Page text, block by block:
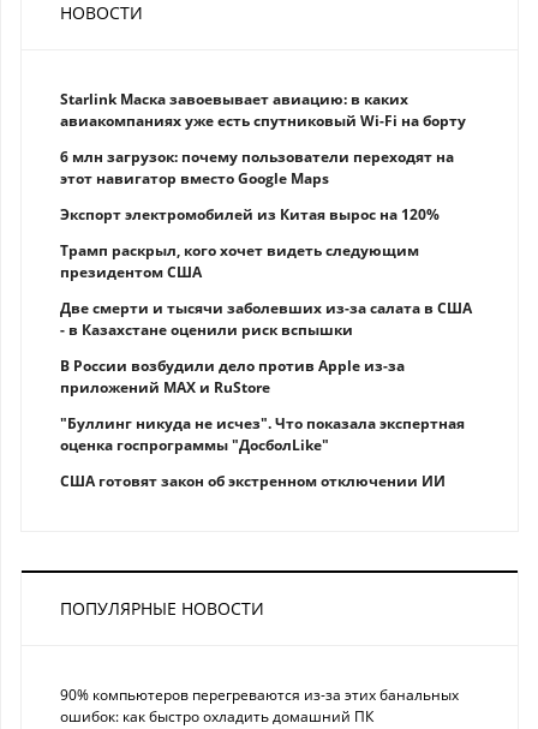
НОВОСТИ
Starlink Маска завоевывает авиацию: в каких
авиакомпаниях уже есть спутниковый Wi-Fi на борту
6 млн загрузок: почему пользователи переходят на
этот навигатор вместо Google Maps
Экспорт электромобилей из Китая вырос на 120%
Трамп раскрыл, кого хочет видеть следующим
президентом США
Две смерти и тысячи заболевших из-за салата в США
- в Казахстане оценили риск вспышки
В России возбудили дело против Apple из-за
приложений MAX и RuStore
"Буллинг никуда не исчез". Что показала экспертная
оценка госпрограммы "ДосболLike"
США готовят закон об экстренном отключении ИИ
ПОПУЛЯРНЫЕ НОВОСТИ
90% компьютеров перегреваются из-за этих банальных
ошибок: как быстро охладить домашний ПК